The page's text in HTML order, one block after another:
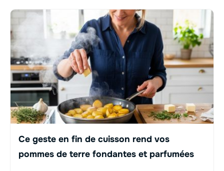
Ce geste en fin de cuisson rend vos
pommes de terre fondantes et parfumées